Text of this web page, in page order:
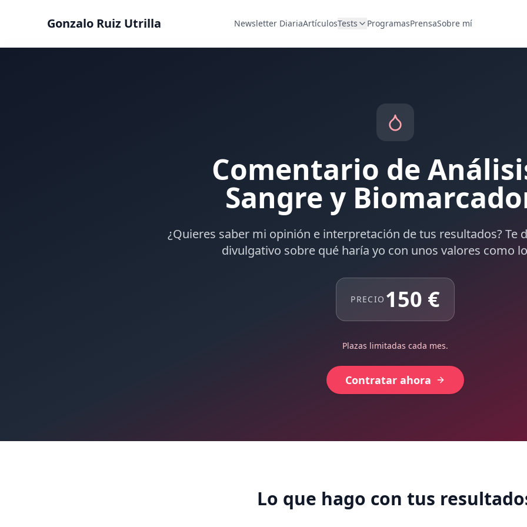
Gonzalo Ruiz Utrilla Newsletter DiariaArtículosTests ProgramasPrensaSobre mí
Comentario de
Sangre y
¿Quieres saber mi opinión e interpretación de tus resultados? Te
divulgativo sobre qué haría yo con unos valores como
PRECIO 150 €
Plazas limitadas cada mes.
Contratar ahora
Lo que hago con tus